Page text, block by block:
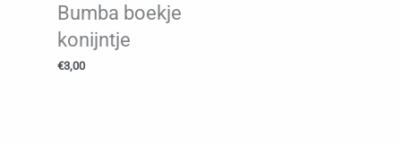
Bumba boekje
konijntje
€3,00